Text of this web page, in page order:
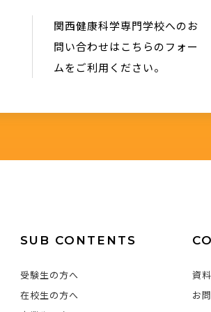
関西健康科学専門学校へのお
問い合わせはこちらのフォー
ムをご利用ください。
SUB CONTENTS
受験生の方へ
在校生の方へ
資
お